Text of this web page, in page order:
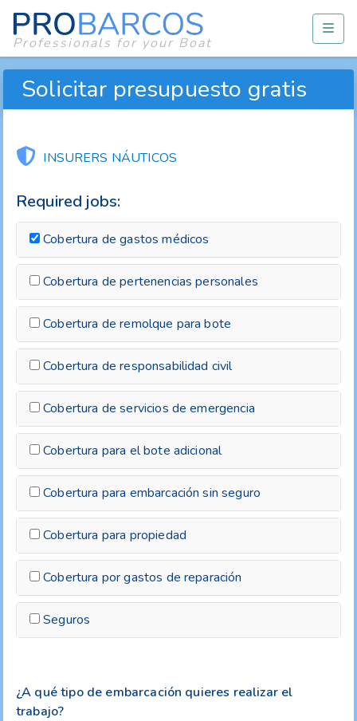
Professionals for your Boat
Solicitar presupuesto gratis
INSURERS NÁUTICOS
Required jobs:
Cobertura de gastos médicos
Cobertura de pertenencias personales
Cobertura de remolque para bote
Cobertura de responsabilidad civil
Cobertura de servicios de emergencia
Cobertura para el bote adicional
Cobertura para embarcación sin seguro
Cobertura para propiedad
Cobertura por gastos de reparación
Seguros
¿A qué tipo de embarcación quieres realizar el
trabajo?